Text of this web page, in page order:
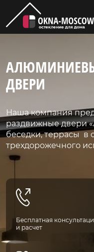
ДВЕРИ
Наша компания
раздвижные двери
беседки, террасы в
трехдорожечного
Бесплатная
и расчет